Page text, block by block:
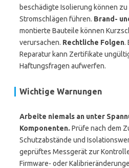
beschädigte Isolierung können
Stromschlägen führen. Brand-
montierte Bauteile können
verursachen. Rechtliche Folgen.
Reparatur kann Zertifikate
Haftungsfragen aufwerfen.
Wichtige Warnungen
Arbeite niemals an unter
Komponenten. Prüfe nach dem
Schutzabstände und
geprüftes Messgerät zur
Firmware- oder